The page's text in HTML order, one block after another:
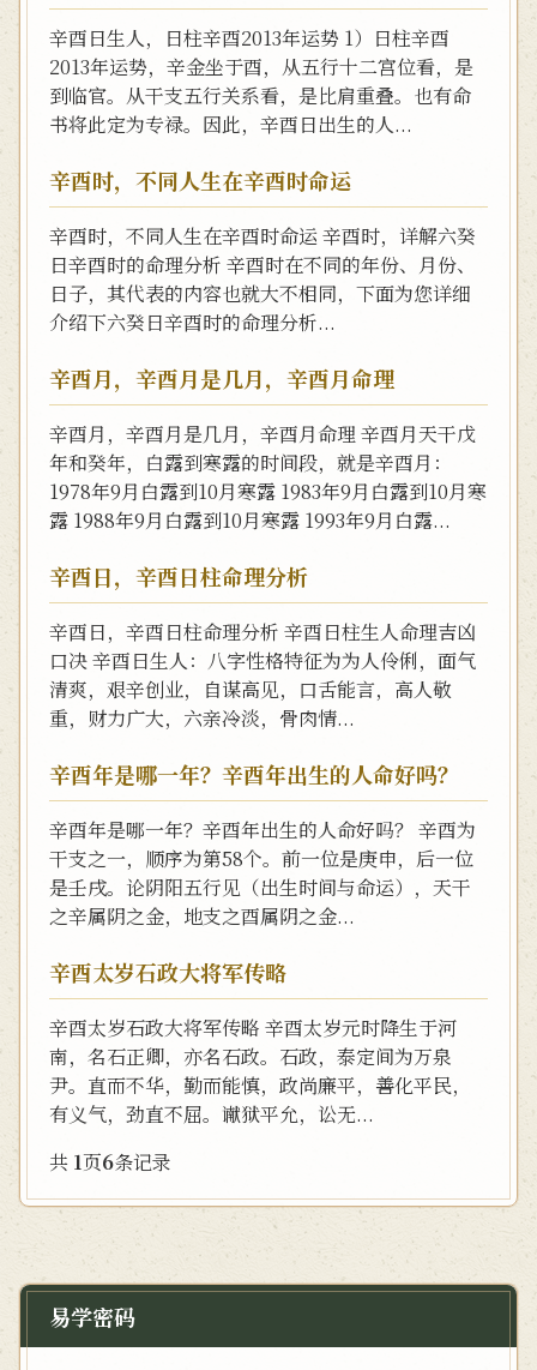
辛酉日生人，日柱辛酉2013年运势 1）日柱辛酉
2013年运势，辛金坐于酉，从五行十二宫位看，是
到临官。从干支五行关系看，是比肩重叠。也有命
书将此定为专禄。因此，辛酉日出生的人...
辛酉时，不同人生在辛酉时命运
辛酉时，不同人生在辛酉时命运 辛酉时，详解六癸
日辛酉时的命理分析 辛酉时在不同的年份、月份、
日子，其代表的内容也就大不相同，下面为您详细
介绍下六癸日辛酉时的命理分析...
辛酉月，辛酉月是几月，辛酉月命理
辛酉月，辛酉月是几月，辛酉月命理 辛酉月天干戊
年和癸年，白露到寒露的时间段，就是辛酉月：
1978年9月白露到10月寒露 1983年9月白露到10月寒
露 1988年9月白露到10月寒露 1993年9月白露...
辛酉日，辛酉日柱命理分析
辛酉日，辛酉日柱命理分析 辛酉日柱生人命理吉凶
口决 辛酉日生人：八字性格特征为为人伶俐，面气
清爽，艰辛创业，自谋高见，口舌能言，高人敬
重，财力广大，六亲冷淡，骨肉情...
辛酉年是哪一年？辛酉年出生的人命好吗？
辛酉年是哪一年？辛酉年出生的人命好吗？ 辛酉为
干支之一，顺序为第58个。前一位是庚申，后一位
是壬戌。论阴阳五行见（出生时间与命运），天干
之辛属阴之金，地支之酉属阴之金...
辛酉太岁石政大将军传略
辛酉太岁石政大将军传略 辛酉太岁元时降生于河
南，名石正卿，亦名石政。石政，泰定间为万泉
尹。直而不华，勤而能慎，政尚廉平，善化平民，
有义气，劲直不屈。谳狱平允，讼无...
共 1页6条记录
易学密码